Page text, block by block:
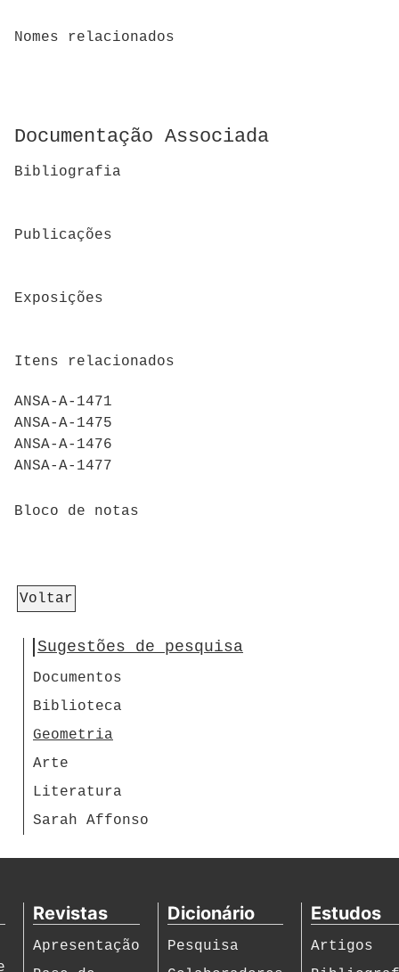
Nomes relacionados
Documentação Associada
Bibliografia
Publicações
Exposições
Itens relacionados
ANSA-A-1471
ANSA-A-1475
ANSA-A-1476
ANSA-A-1477
Bloco de notas
Voltar
Sugestões de pesquisa
Documentos
Biblioteca
Geometria
Arte
Literatura
Sarah Affonso
Revistas
Apresentação
Dicionário
Pesquisa
Estudos
Artigos